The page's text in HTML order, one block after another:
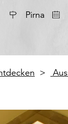
Ort Pirna